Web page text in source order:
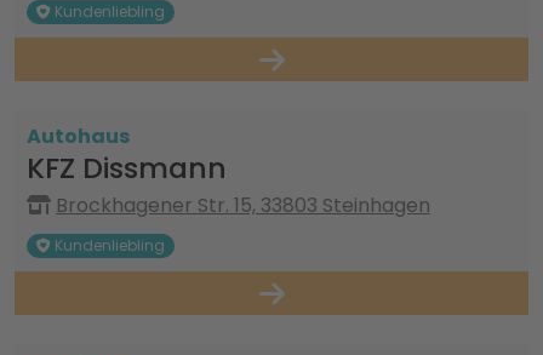
Kundenliebling
Autohaus
KFZ Dissmann
Brockhagener Str. 15, 33803 Steinhagen
Kundenliebling